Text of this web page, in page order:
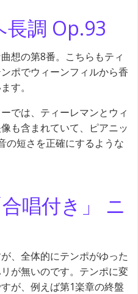
長調 Op.93
想の第8番。こちらもティ
ポでウィーンフィルから香
す。
では、ティーレマンとウィ
も含まれていて、ピアニッ
の短さを正確にするような
唱付き」 ニ
、全体的にテンポがゆった
が無いのです。テンポに変
が、例えば第1楽章の終盤